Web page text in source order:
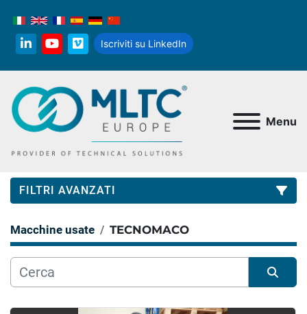
linkedinyoutube
vimeo
Iscriviti su LinkedIn
Menu
FILTRI AVANZATI
Categoria
Produttore
Macchine usate TECNOMACO